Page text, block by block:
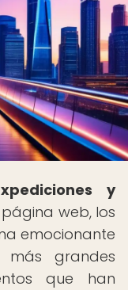
y
web, los
emocionante
grandes
que han